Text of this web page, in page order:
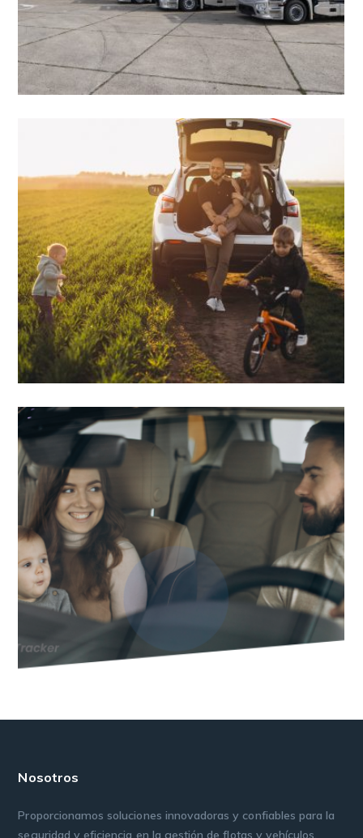
Nosotros
Proporcionamos soluciones innovadoras y confiables para la
seguridad y eficiencia en la gestión de flotas y vehículos,